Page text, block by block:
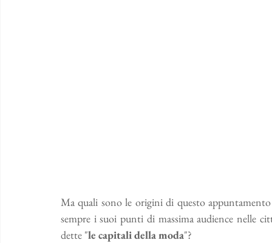
Ma quali sono le origini di questo
sempre i suoi punti di massima audience nelle
dette "le capitali della moda"?